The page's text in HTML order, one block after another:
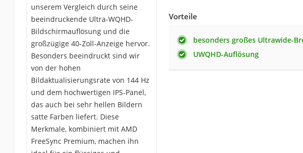
unserem Vergleich durch seine
beeindruckende Ultra-WQHD-
Bildschirmauflösung und die
großzügige 40-Zoll-Anzeige hervor.
Besonders beeindruckt sind wir
von der hohen
Bildaktualisierungsrate von 144 Hz
und dem hochwertigen IPS-Panel,
das auch bei sehr hellen Bildern
satte Farben liefert. Diese
Merkmale, kombiniert mit AMD
FreeSync Premium, machen ihn
Vorteile
besonders großes Ultrawide-
UWQHD-Auflösung